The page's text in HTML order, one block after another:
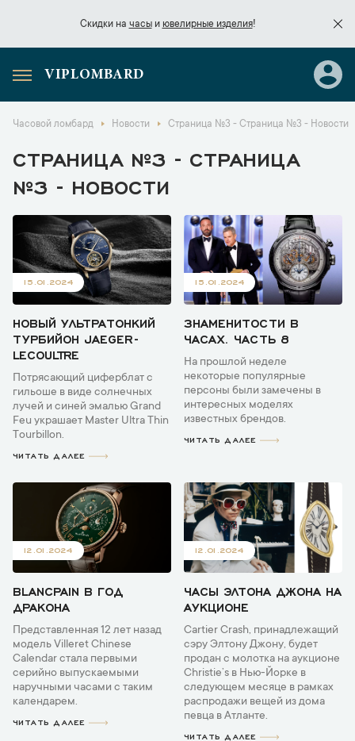
Скидки на часыи ювелирные изделия!
Скидки начасы
VIPLOMBARD
Часовой ломбард Новости Страница №3 - Страница №3 - Новости
СТРАНИЦА №3 - СТРАНИЦА
№3 - НОВОСТИ
15.01.2024
НОВЫЙ УЛЬТРАТОНКИЙ
ТУРБИЙОН JAEGER-
LECOULTRE
Потрясающий циферблат с
гильоше в виде солнечных
лучей и синей эмалью Grand
Feu украшает Master Ultra Thin
Tourbillon.
ЧИТАТЬ ДАЛЕЕ
15.01.2024
ЗНАМЕНИТОСТИ В
ЧАСАХ. ЧАСТЬ 8
На прошлой неделе
некоторые популярные
персоны были замечены в
интересных моделях
известных брендов.
ЧИТАТЬ ДАЛЕЕ
12.01.2024
BLANCPAIN В ГОД
ДРАКОНА
Представленная 12 лет назад
модель Villeret Chinese
Calendar стала первыми
серийно выпускаемыми
наручными часами с таким
календарем.
ЧИТАТЬ ДАЛЕЕ
12.01.2024
ЧАСЫ ЭЛТОНА ДЖОНА НА
АУКЦИОНЕ
Cartier Crash, принадлежащий
сэру Элтону Джону, будет
продан с молотка на аукционе
Christie’s в Нью-Йорке в
следующем месяце в рамках
распродажи вещей из дома
певца в Атланте.
ЧИТАТЬ ДАЛЕЕ